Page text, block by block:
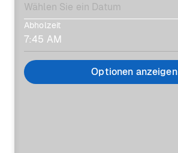
Abholzeit
Optionen anzeigen